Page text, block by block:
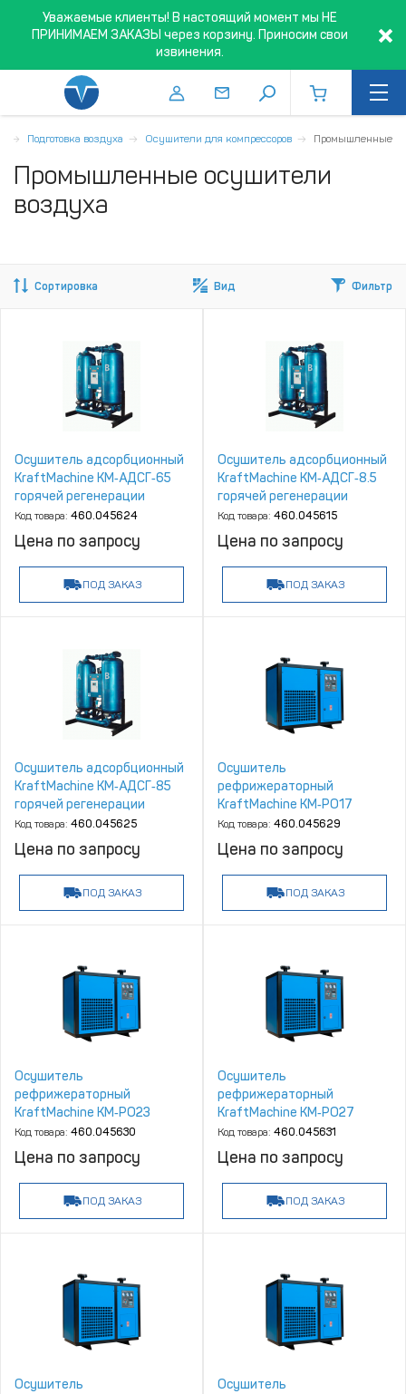
Уважаемые клиенты! В настоящий момент мы НЕ
ПРИНИМАЕМ ЗАКАЗЫ через корзину. Приносим свои
извинения.
Подготовка воздуха Осушители для компрессоров Промышленные
Промышленные осушители
воздуха
Сортировка Вид Фильтр
Осушитель адсорбционный
KraftMachine КМ‑АДСГ‑65
горячей регенерации
Код товара: 460.045624
Цена по запросу
ПОД ЗАКАЗ
Осушитель адсорбционный
KraftMachine КМ‑АДСГ‑8.5
горячей регенерации
Код товара: 460.045615
Цена по запросу
ПОД ЗАКАЗ
Осушитель адсорбционный
KraftMachine КМ‑АДСГ‑85
горячей регенерации
Код товара: 460.045625
Цена по запросу
ПОД ЗАКАЗ
Осушитель
рефрижераторный
KraftMachine КМ‑РО17
Код товара: 460.045629
Цена по запросу
ПОД ЗАКАЗ
Осушитель
рефрижераторный
KraftMachine КМ‑РО23
Код товара: 460.045630
Цена по запросу
ПОД ЗАКАЗ
Осушитель
рефрижераторный
KraftMachine КМ‑РО27
Код товара: 460.045631
Цена по запросу
ПОД ЗАКАЗ
Осушитель
Осушитель